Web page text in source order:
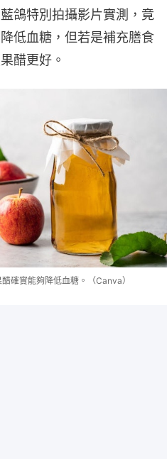
鴿特別拍攝影片實測，竟
低血糖，但若是補充膳食
醋更好。
確實能夠降低血糖。（Canva）